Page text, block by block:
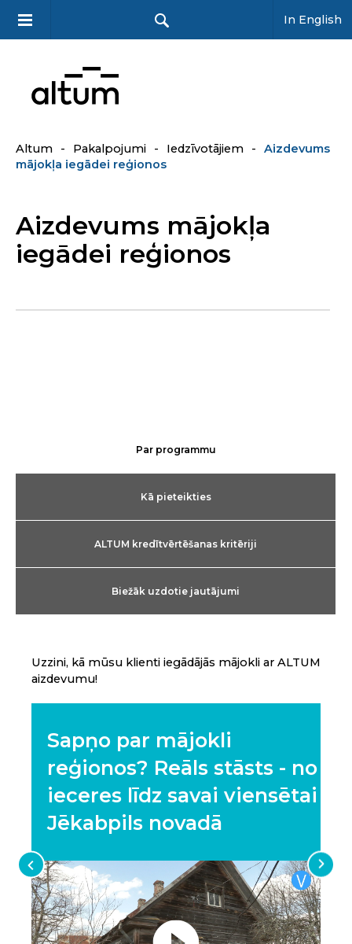
In English
Altum - Pakalpojumi - Iedzīvotājiem -
Aizdevums
mājokļa iegādei reģionos
Aizdevums mājokļa
iegādei reģionos
Par programmu
Kā pieteikties
ALTUM kredītvērtēšanas kritēriji
Biežāk uzdotie jautājumi
Uzzini, kā mūsu klienti iegādājās mājokli ar ALTUM
aizdevumu!
Sapņo par mājokli
reģionos? Reāls stāsts - no
ieceres līdz savai viensētai
Jēkabpils novadā